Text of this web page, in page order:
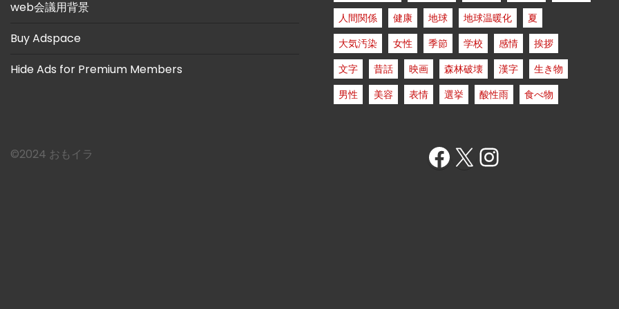
web会議用背景
Buy Adspace
Hide Ads for Premium Members
人間関係 健康 地球 地球温暖化
夏
大気汚染
女性 季節 学校 感情
挨拶
文字
昔話 映画 森林破壊 漢字
生き物
男性
美容 表情 選挙 酸性雨 食べ物
©︎2024 おもイラ Facebook X Instagram